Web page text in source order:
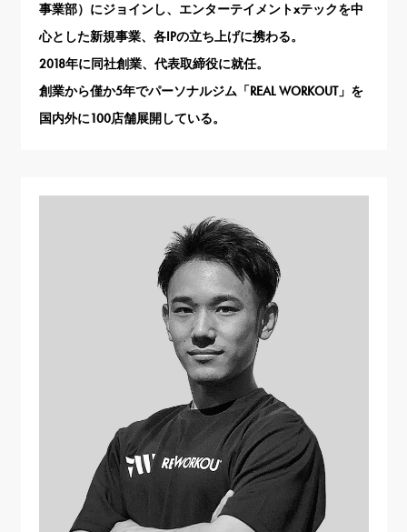
事業部）にジョインし、エンターテイメントxテックを中
心とした新規事業、各IPの立ち上げに携わる。
2018年に同社創業、代表取締役に就任。
創業から僅か5年でパーソナルジム「REAL WORKOUT」を
国内外に100店舗展開している。